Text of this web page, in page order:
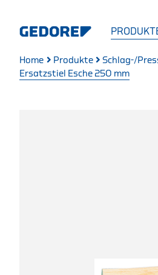
Home Produkte Schlag-/
Ersatzstiel Esche 250 mm